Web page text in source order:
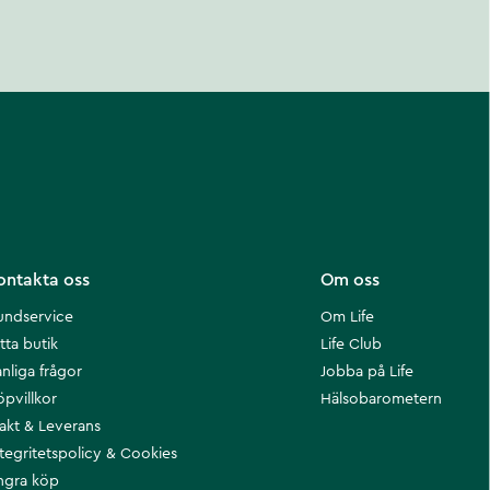
Om oss
Om Life
Life Club
Jobba på Life
Hälsobarometern
oss
butik
frågor
& Leverans
& Cookies
köp